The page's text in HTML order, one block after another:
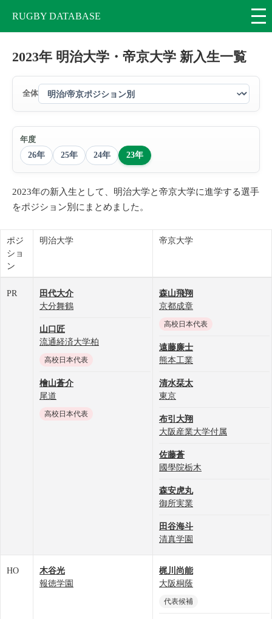
RUGBY DATABASE
2023年 明治大学・帝京大学 新入生一覧
全体
年度
26年 25年 24年 23年
2023年の新入生として、明治大学と帝京大学に進学する選手
をポジション別にまとめました。
ポジ
ショ
ン
明治大学 帝京大学
PR 田代大介
大分舞鶴
山口匠
流通経済大学柏
高校日本代表
檜山蒼介
尾道
高校日本代表
森山飛翔
京都成章
高校日本代表
遠藤廉士
熊本工業
清水栞太
東京
布引大翔
大阪産業大学付属
佐藤蒼
國學院栃木
森安虎丸
御所実業
田谷海斗
清真学園
HO 木谷光
報徳学園
梶川尚能
大阪桐蔭
代表候補